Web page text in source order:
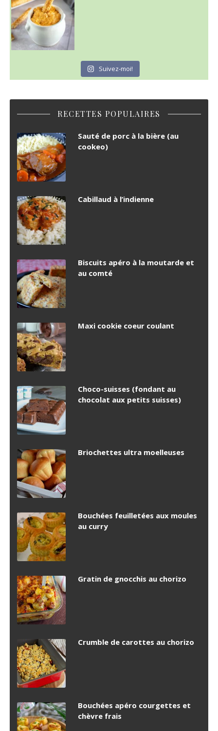
Suivez-moi!
RECETTES POPULAIRES
Sauté de porc à la bière (au
cookeo)
Cabillaud à l’indienne
Biscuits apéro à la moutarde et
au comté
Maxi cookie coeur coulant
Choco-suisses (fondant au
chocolat aux petits suisses)
Briochettes ultra moelleuses
Bouchées feuilletées aux moules
au curry
Gratin de gnocchis au chorizo
Crumble de carottes au chorizo
Bouchées apéro courgettes et
chèvre frais